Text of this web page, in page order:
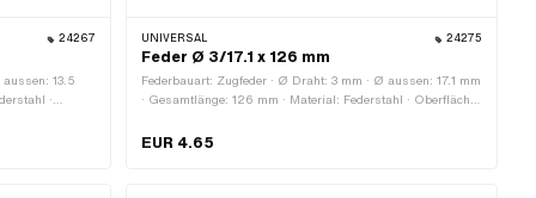
24267
13.5
·
UNIVERSAL 24275
Feder Ø 3/17.1 x 126 mm
Federbauart: Zugfeder · Ø Draht: 3 mm · Ø aussen: 17.1 mm
· Gesamtlänge: 126 mm · Material: Federstahl · Oberfläche:
EUR 4.65